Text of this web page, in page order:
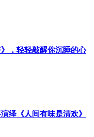
，轻轻敲醒你沉睡的心
绎《人间有味是清欢》